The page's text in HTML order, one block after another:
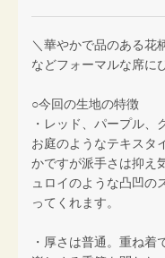
＼華やかで品のある花
などフォーマルな席に
○今回の生地の特徴
・レッド、パープル、
お庭のようなテキスタ
かですが派手さは抑え
ュロイのような凸凹の
ってくれます。
・厚さは普通。重ね着